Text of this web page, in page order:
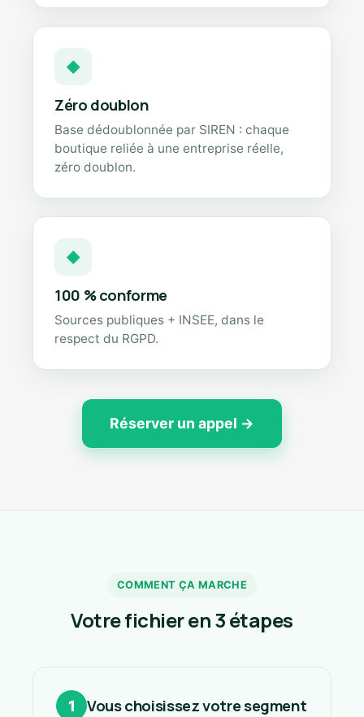
◆
Zéro doublon
Base dédoublonnée par SIREN : chaque
boutique reliée à une entreprise réelle,
zéro doublon.
◆
100 % conforme
Sources publiques + INSEE, dans le
respect du RGPD.
Réserver un appel →
COMMENT ÇA MARCHE
Votre fichier en 3 étapes
1 Vous choisissez votre segment